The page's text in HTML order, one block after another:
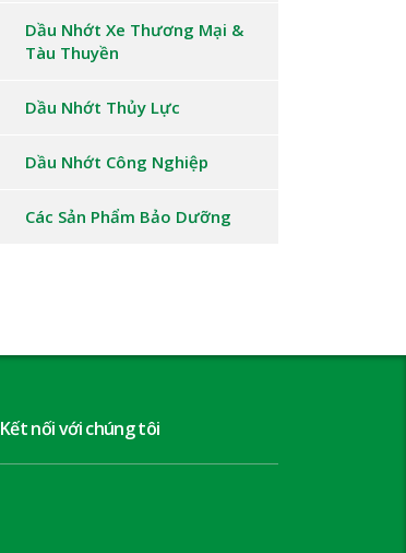
Dầu Nhớt Xe Thương Mại &
Tàu Thuyền
Dầu Nhớt Thủy Lực
Dầu Nhớt Công Nghiệp
Các Sản Phẩm Bảo Dưỡng
Kết nối với chúng tôi